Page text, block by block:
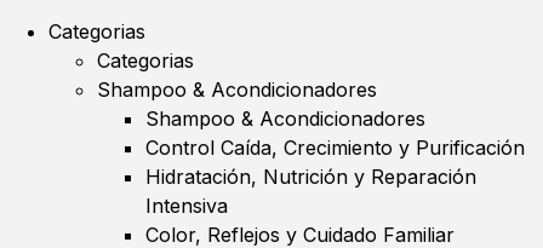
Categorias
Categorias
Shampoo & Acondicionadores
Shampoo & Acondicionadores
Control Caída, Crecimiento y Purificación
Hidratación, Nutrición y Reparación
Intensiva
Color, Reflejos y Cuidado Familiar